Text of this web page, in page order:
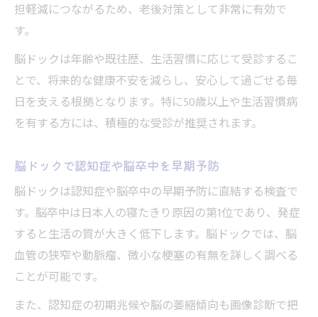
担軽減につながるため、老後対策として非常に有効で
す。
脳ドックは年齢や既往歴、生活習慣に応じて受診するこ
とで、将来的な健康不安を減らし、安心して過ごせる毎
日を支える根拠となります。特に50歳以上や生活習慣病
を有する方には、積極的な受診が推奨されます。
脳ドックで認知症や脳卒中を早期予防
脳ドックは認知症や脳卒中の早期予防に直結する検査で
す。脳卒中は日本人の寝たきり原因の第1位であり、発症
すると生活の質が大きく低下します。脳ドックでは、脳
血管の狭窄や動脈瘤、微小な梗塞の有無を詳しく調べる
ことが可能です。
また、認知症の初期兆候や脳の萎縮傾向も画像診断で把